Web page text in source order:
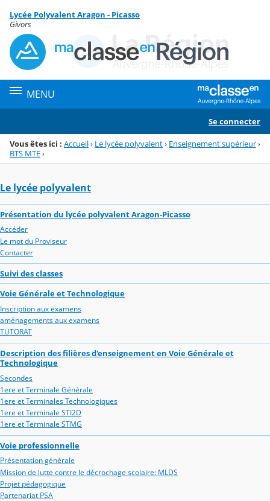
Menu de la rubrique
Contenu
Lycée Polyvalent Aragon - Picasso
Givors
MENU
Se connecter
Vous êtes ici : Accueil› Le lycée polyvalent› Enseignement supérieur›
BTS MTE›
Le lycée polyvalent
Présentation du lycée polyvalent Aragon-Picasso
Accéder
Le mot du Proviseur
Contacter
Suivi des classes
Voie Générale et Technologique
Inscription aux examens
aménagements aux examens
TUTORAT
Description des filières d'enseignement en Voie Générale et
Technologique
Secondes
1ere et Terminale Générale
1ere et Terminales Technologiques
1ere et Terminale STI2D
1ere et Terminale STMG
Voie professionnelle
Présentation générale
Mission de lutte contre le décrochage scolaire: MLDS
Projet pédagogique
Partenariat PSA